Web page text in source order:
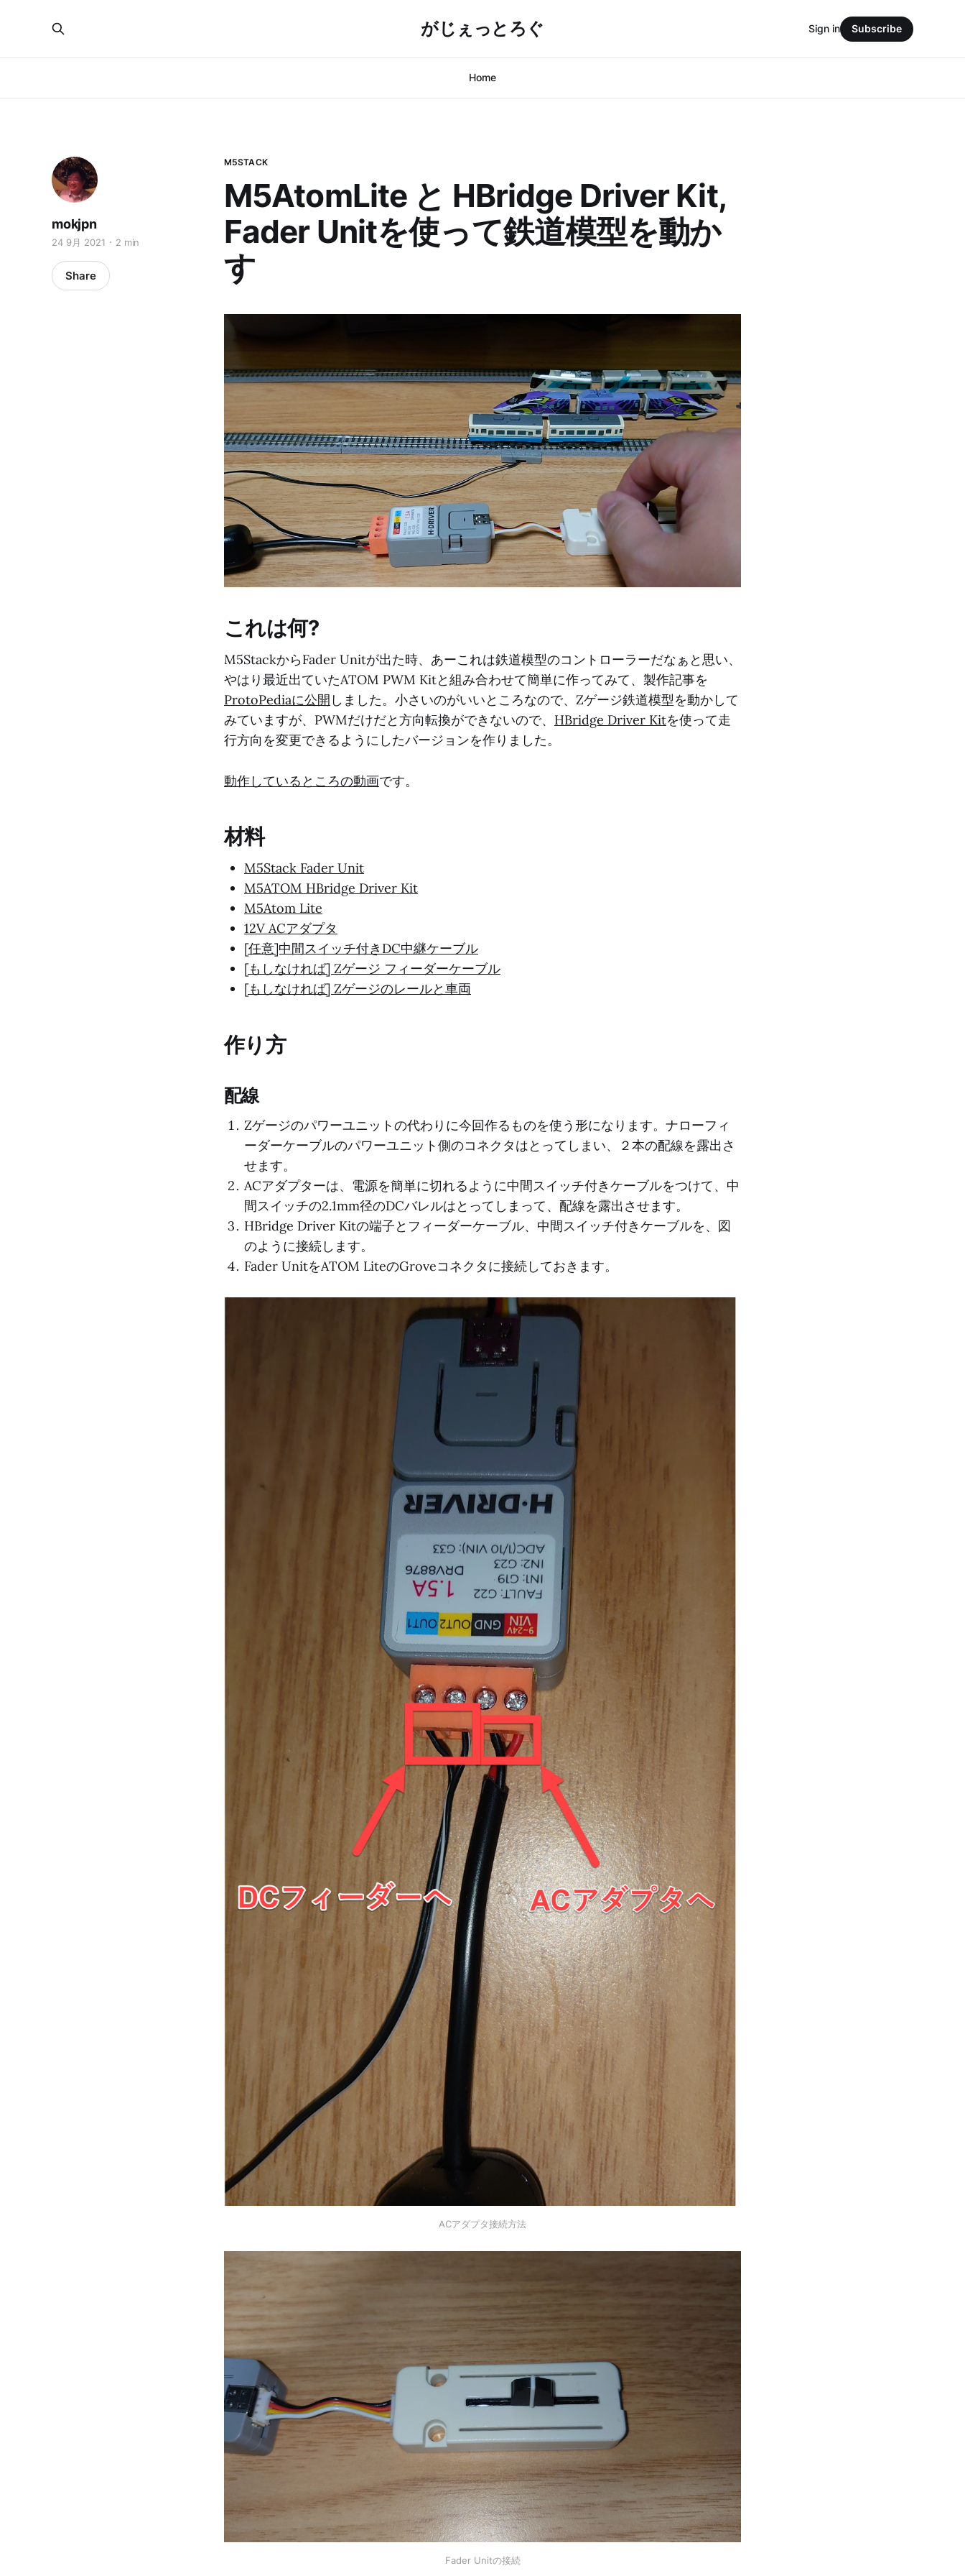
がじぇっとろぐ
Home
Sign in Subscribe
M5STACK
M5AtomLite と HBridge Driver Kit,
Fader Unitを使って鉄道模型を動か
す
mokjpn
24 9月 2021 2 min
Share
これは何?
M5StackからFader Unitが出た時、あーこれは鉄道模型のコントローラーだなぁと思い、
やはり最近出ていたATOM PWM Kitと組み合わせて簡単に作ってみて、製作記事を
ProtoPediaに公開 しました。小さいのがいいところなので、Zゲージ鉄道模型を動かして
みていますが、PWMだけだと方向転換ができないので、 HBridge Driver Kitを使って走
行方向を変更できるようにしたバージョンを作りました。
動作しているところの動画です。
材料
M5Stack Fader Unit
M5ATOM HBridge Driver Kit
M5Atom Lite
12V ACアダプタ
[任意]中間スイッチ付きDC中継ケーブル
[もしなければ] Zゲージ フィーダーケーブル
[もしなければ] Zゲージのレールと車両
作り方
配線
Zゲージのパワーユニットの代わりに今回作るものを使う形になります。ナローフィ
ーダーケーブルのパワーユニット側のコネクタはとってしまい、２本の配線を露出さ
せます。
ACアダプターは、電源を簡単に切れるように中間スイッチ付きケーブルをつけて、中
間スイッチの2.1mm径のDCバレルはとってしまって、配線を露出させます。
HBridge Driver Kitの端子とフィーダーケーブル、中間スイッチ付きケーブルを、図
のように接続します。
Fader UnitをATOM LiteのGroveコネクタに接続しておきます。
ACアダプタ接続方法
Fader Unitの接続